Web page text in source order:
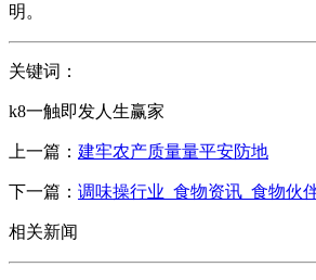
明。
关键词：
k8一触即发人生赢家
上一篇： 建牢农产质量量平安防地
下一篇： 调味操行业_食物资讯_食物伙
相关新闻